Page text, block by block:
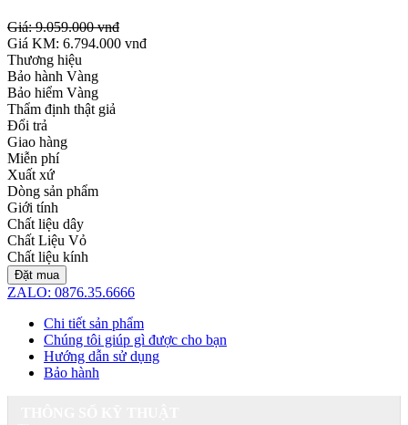
Giá:9.059.000 vnđ
Giá KM: 6.794.000 vnđ
Thương hiệu
Bảo hành Vàng
Bảo hiểm Vàng
Thẩm định thật giả
Đổi trả
Giao hàng
Miễn phí
Xuất xứ
Dòng sản phẩm
Giới tính
Chất liệu dây
Chất Liệu Vỏ
Chất liệu kính
Đặt mua
ZALO: 0876.35.6666
Chi tiết sản phẩm
Chúng tôi giúp gì được cho bạn
Hướng dẫn sử dụng
Bảo hành